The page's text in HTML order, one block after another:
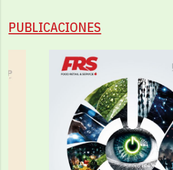
PUBLICACIONES